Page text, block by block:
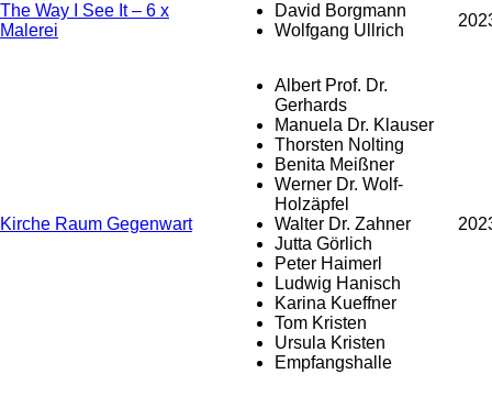
The Way I See It – 6 x
Malerei
David Borgmann
Wolfgang Ullrich
Kirche Raum Gegenwart
Albert Prof. Dr.
Gerhards
Manuela Dr. Klauser
Thorsten Nolting
Benita Meißner
Werner Dr. Wolf-
Holzäpfel
Walter Dr. Zahner
Jutta Görlich
Peter Haimerl
Ludwig Hanisch
Karina Kueffner
Tom Kristen
Ursula Kristen
Empfangshalle